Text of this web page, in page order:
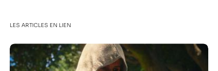
LES ARTICLES EN LIEN